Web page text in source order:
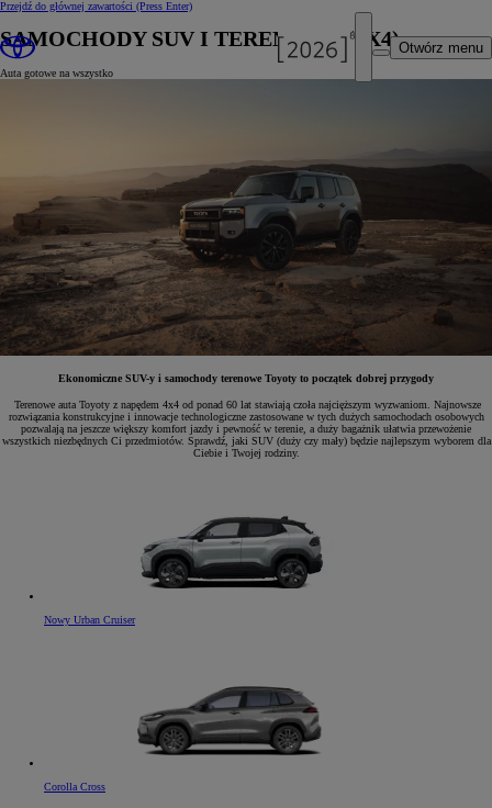
Przejdź do głównej zawartości (Press Enter)
Otwórz menu
SAMOCHODY SUV I TERENOWE (4X4)
Auta gotowe na wszystko
Ekonomiczne SUV-y i samochody terenowe Toyoty to początek dobrej przygody
Terenowe auta Toyoty z napędem 4x4 od ponad 60 lat stawiają czoła najcięższym wyzwaniom. Najnowsze
rozwiązania konstrukcyjne i innowacje technologiczne zastosowane w tych dużych samochodach osobowych
pozwalają na jeszcze większy komfort jazdy i pewność w terenie, a duży bagażnik ułatwia przewożenie
wszystkich niezbędnych Ci przedmiotów. Sprawdź, jaki SUV (duży czy mały) będzie najlepszym wyborem dla
Ciebie i Twojej rodziny.
Nowy Urban Cruiser
Corolla Cross